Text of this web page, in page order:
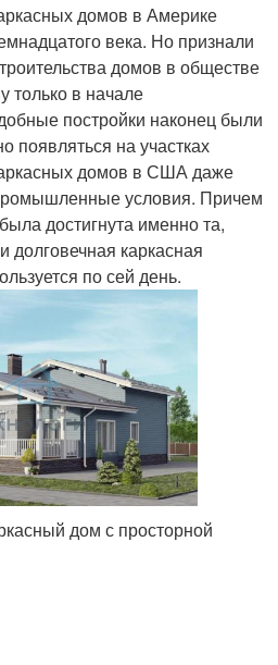
домов в Америке
века. Но признали
домов в обществе
только в начале
постройки наконец были
появляться на участках
домов в США даже
условия. Причем
достигнута именно та,
долговечная каркасная
по сей день.
дом с просторной